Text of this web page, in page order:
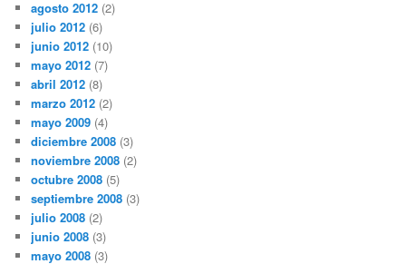
agosto 2012 (2)
julio 2012 (6)
junio 2012 (10)
mayo 2012 (7)
abril 2012 (8)
marzo 2012 (2)
mayo 2009 (4)
diciembre 2008 (3)
noviembre 2008 (2)
octubre 2008 (5)
septiembre 2008 (3)
julio 2008 (2)
junio 2008 (3)
mayo 2008 (3)